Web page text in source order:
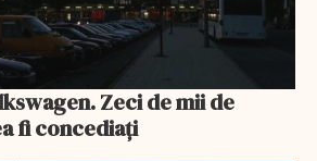
Zeci de mii de
fi concediați